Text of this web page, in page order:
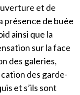
et de
présence de buée
ainsi que la
sur la face
des galeries,
des garde-
et s’ils sont